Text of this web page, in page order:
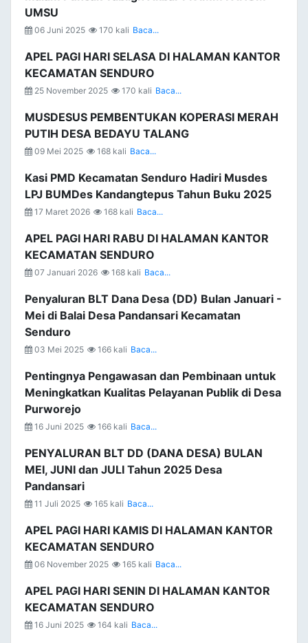
UMSU
06 Juni 2025 170 kali Baca...
APEL PAGI HARI SELASA DI HALAMAN KANTOR
KECAMATAN SENDURO
25 November 2025 170 kali Baca...
MUSDESUS PEMBENTUKAN KOPERASI MERAH
PUTIH DESA BEDAYU TALANG
09 Mei 2025 168 kali Baca...
Kasi PMD Kecamatan Senduro Hadiri Musdes
LPJ BUMDes Kandangtepus Tahun Buku 2025
17 Maret 2026 168 kali Baca...
APEL PAGI HARI RABU DI HALAMAN KANTOR
KECAMATAN SENDURO
07 Januari 2026 168 kali Baca...
Penyaluran BLT Dana Desa (DD) Bulan Januari -
Mei di Balai Desa Pandansari Kecamatan
Senduro
03 Mei 2025 166 kali Baca...
Pentingnya Pengawasan dan Pembinaan untuk
Meningkatkan Kualitas Pelayanan Publik di Desa
Purworejo
16 Juni 2025 166 kali Baca...
PENYALURAN BLT DD (DANA DESA) BULAN
MEI, JUNI dan JULI Tahun 2025 Desa
Pandansari
11 Juli 2025 165 kali Baca...
APEL PAGI HARI KAMIS DI HALAMAN KANTOR
KECAMATAN SENDURO
06 November 2025 165 kali Baca...
APEL PAGI HARI SENIN DI HALAMAN KANTOR
KECAMATAN SENDURO
16 Juni 2025 164 kali Baca...